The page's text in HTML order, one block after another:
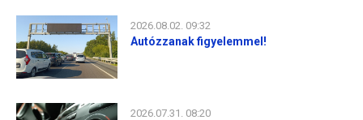
2026.08.02. 09:32
Autózzanak figyelemmel!
2026.07.31. 08:20